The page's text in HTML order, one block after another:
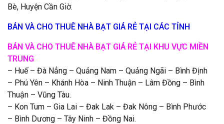
Bè, Huyện Cần Giờ.
BÁN VÀ CHO THUÊ NHÀ BẠT GIÁ RẺ TẠI CÁC TỈNH
BÁN VÀ CHO THUÊ NHÀ BẠT GIÁ RẺ TẠI KHU VỰC MIỀN
TRUNG
– Huế – Đà Nẳng – Quảng Nam – Quảng Ngãi – Bình Định
– Phú Yên – Khánh Hòa – Ninh Thuận – Lâm Đồng – Bình
Thuận – Vũng Tàu.
– Kon Tum – Gia Lai – Đak Lak – Đak Nông – Bình Phước
– Bình Dương – Tây Ninh – Đồng Nai.